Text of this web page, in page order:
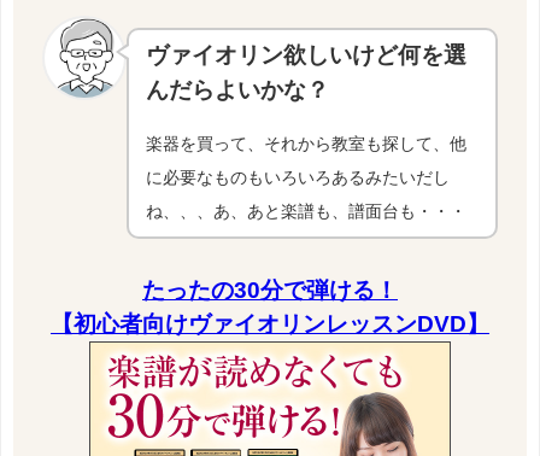
ヴァイオリン欲しいけど何を選
んだらよいかな？
楽器を買って、それから教室も探して、他
に必要なものもいろいろあるみたいだし
ね、、、あ、あと楽譜も、譜面台も・・・
たったの30分で弾ける！
【初心者向けヴァイオリンレッスンDVD】